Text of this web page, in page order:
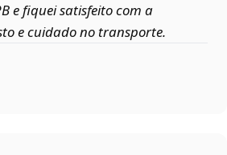
e fiquei satisfeito com a
e cuidado no transporte.